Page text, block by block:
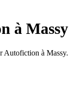
à Massy
Autofiction à Massy.